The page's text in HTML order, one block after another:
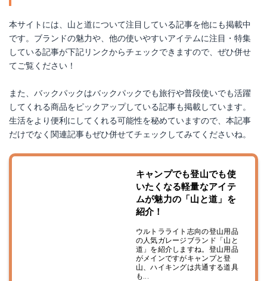
本サイトには、山と道について注目している記事を他にも掲載中
です。ブランドの魅力や、他の使いやすいアイテムに注目・特集
している記事が下記リンクからチェックできますので、ぜひ併せ
てご覧ください！
また、バックパックはバックパックでも旅行や普段使いでも活躍
してくれる商品をピックアップしている記事も掲載しています。
生活をより便利にしてくれる可能性を秘めていますので、本記事
だけでなく関連記事もぜひ併せてチェックしてみてくださいね。
キャンプでも登山でも使
いたくなる軽量なアイテ
ムが魅力の「山と道」を
紹介！
ウルトラライト志向の登山用品
の人気ガレージブランド「山と
道」を紹介しますね。登山用品
がメインですがキャンプと登
山、ハイキングは共通する道具
も...